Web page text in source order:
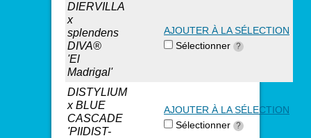
DIERVILLA
x
splendens
DIVA®
'El
Madrigal'
AJOUTER À LA SÉLECTION
Sélectionner ?
DISTYLIUM
x BLUE
CASCADE
'PIIDIST-
AJOUTER À LA SÉLECTION
Sélectionner ?